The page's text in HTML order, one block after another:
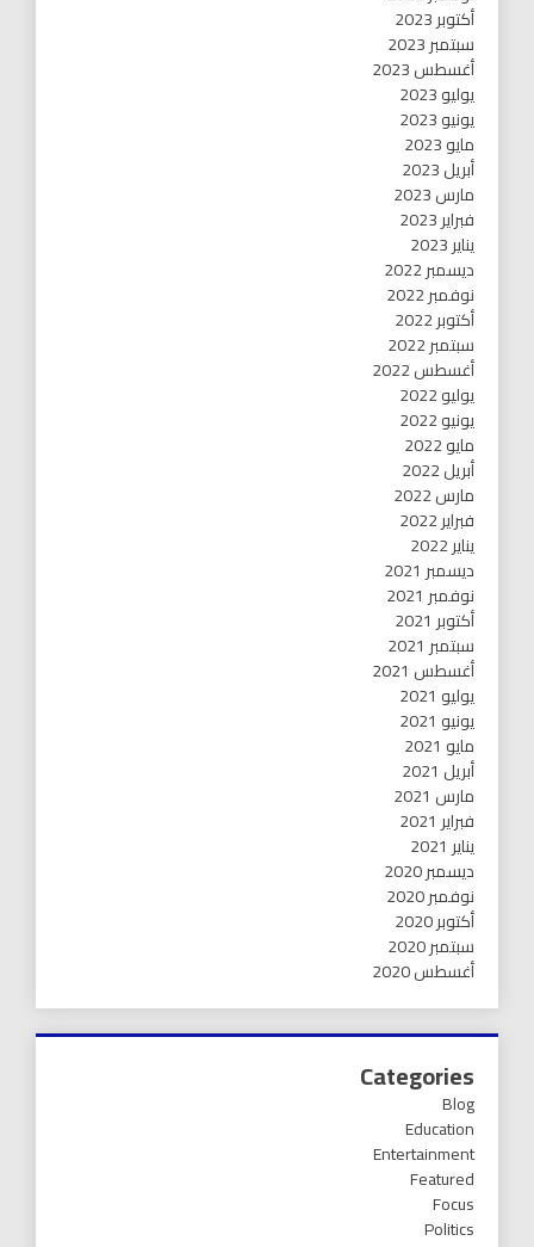
أكتوبر 2023
سبتمبر 2023
أغسطس 2023
يوليو 2023
يونيو 2023
مايو 2023
أبريل 2023
مارس 2023
فبراير 2023
يناير 2023
ديسمبر 2022
نوفمبر 2022
أكتوبر 2022
سبتمبر 2022
أغسطس 2022
يوليو 2022
يونيو 2022
مايو 2022
أبريل 2022
مارس 2022
فبراير 2022
يناير 2022
ديسمبر 2021
نوفمبر 2021
أكتوبر 2021
سبتمبر 2021
أغسطس 2021
يوليو 2021
يونيو 2021
مايو 2021
أبريل 2021
مارس 2021
فبراير 2021
يناير 2021
ديسمبر 2020
نوفمبر 2020
أكتوبر 2020
سبتمبر 2020
أغسطس 2020
Categories
Blog
Education
Entertainment
Featured
Focus
Politics